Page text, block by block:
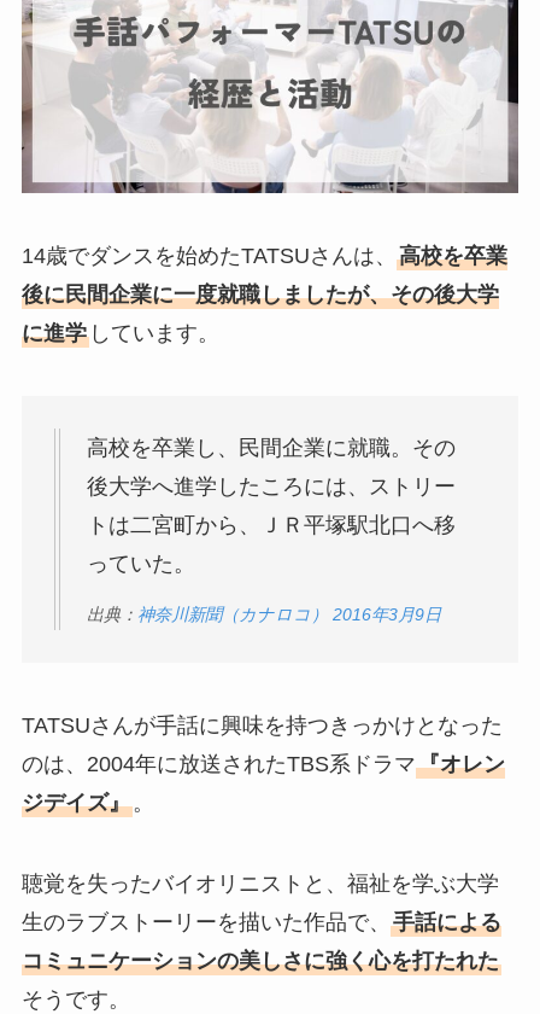
14歳でダンスを始めたTATSUさんは、 高校を卒業
後に民間企業に一度就職しましたが、その後大学
に進学しています。
高校を卒業し、民間企業に就職。その
後大学へ進学したころには、ストリー
トは二宮町から、ＪＲ平塚駅北口へ移
っていた。
出典： 神奈川新聞（カナロコ） 2016年3月9日
TATSUさんが手話に興味を持つきっかけとなった
のは、2004年に放送されたTBS系ドラマ『オレン
ジデイズ』。
聴覚を失ったバイオリニストと、福祉を学ぶ大学
生のラブストーリーを描いた作品で、 手話による
コミュニケーションの美しさに強く心を打たれた
そうです。